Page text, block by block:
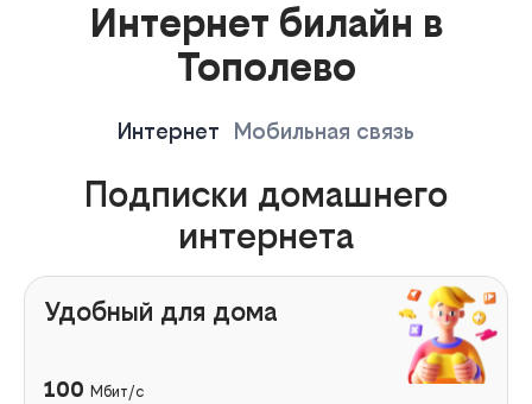
Интернет билайн в
Тополево
Интернет Мобильная связь
Подписки домашнего
интернета
Удобный для дома
100 Мбит/с